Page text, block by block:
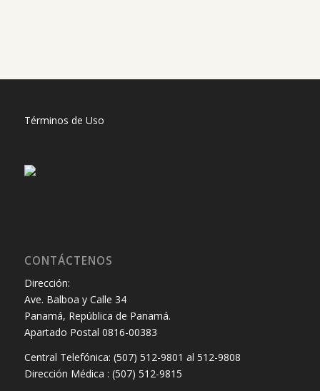
Términos de Uso
CONTÁCTENOS
Dirección:
Ave. Balboa y Calle 34
Panamá, República de Panamá.
Apartado Postal 0816-00383
Central Telefónica: (507) 512-9801 al 512-9808
Dirección Médica : (507) 512-9815